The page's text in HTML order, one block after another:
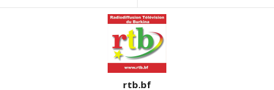
rtb.bf